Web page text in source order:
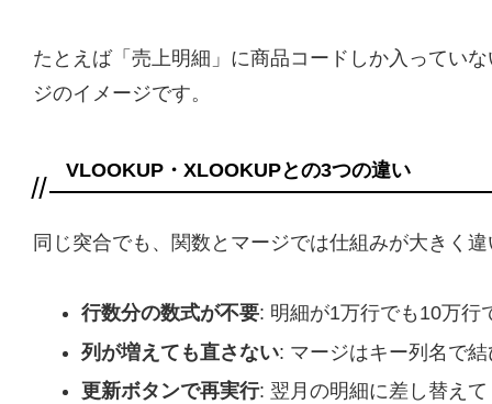
たとえば「売上明細」に商品コードしか入ってい
ジのイメージです。
VLOOKUP・XLOOKUPとの3つの違い
同じ突合でも、関数とマージでは仕組みが大きく
行数分の数式が不要: 明細が1万行でも10万行
列が増えても直さない: マージはキー列名で
更新ボタンで再実行: 翌月の明細に差し替え